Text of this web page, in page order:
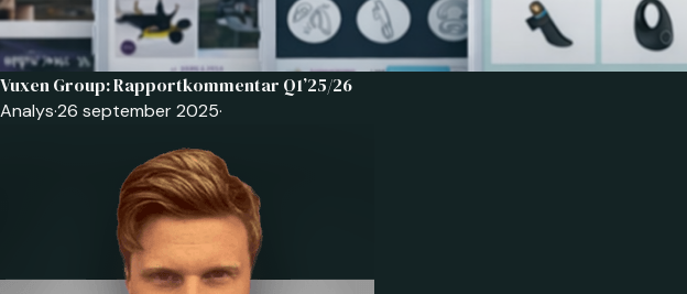
Vuxen Group: Rapportkommentar Q1’25/26
Analys·26 september 2025·